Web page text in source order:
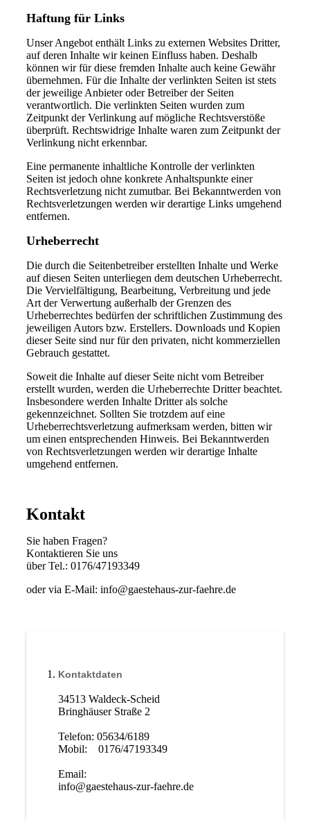
Haftung für Links
Unser Angebot enthält Links zu externen Websites Dritter,
auf deren Inhalte wir keinen Einfluss haben. Deshalb
können wir für diese fremden Inhalte auch keine Gewähr
übernehmen. Für die Inhalte der verlinkten Seiten ist stets
der jeweilige Anbieter oder Betreiber der Seiten
verantwortlich. Die verlinkten Seiten wurden zum
Zeitpunkt der Verlinkung auf mögliche Rechtsverstöße
überprüft. Rechtswidrige Inhalte waren zum Zeitpunkt der
Verlinkung nicht erkennbar.
Eine permanente inhaltliche Kontrolle der verlinkten
Seiten ist jedoch ohne konkrete Anhaltspunkte einer
Rechtsverletzung nicht zumutbar. Bei Bekanntwerden von
Rechtsverletzungen werden wir derartige Links umgehend
entfernen.
Urheberrecht
Die durch die Seitenbetreiber erstellten Inhalte und Werke
auf diesen Seiten unterliegen dem deutschen Urheberrecht.
Die Vervielfältigung, Bearbeitung, Verbreitung und jede
Art der Verwertung außerhalb der Grenzen des
Urheberrechtes bedürfen der schriftlichen Zustimmung des
jeweiligen Autors bzw. Erstellers. Downloads und Kopien
dieser Seite sind nur für den privaten, nicht kommerziellen
Gebrauch gestattet.
Soweit die Inhalte auf dieser Seite nicht vom Betreiber
erstellt wurden, werden die Urheberrechte Dritter beachtet.
Insbesondere werden Inhalte Dritter als solche
gekennzeichnet. Sollten Sie trotzdem auf eine
Urheberrechtsverletzung aufmerksam werden, bitten wir
um einen entsprechenden Hinweis. Bei Bekanntwerden
von Rechtsverletzungen werden wir derartige Inhalte
umgehend entfernen.
Kontakt
Sie haben Fragen?
Kontaktieren Sie uns
über Tel.: 0176/47193349
oder via E-Mail: info@gaestehaus-zur-faehre.de
Kontaktdaten
34513 Waldeck-Scheid
Bringhäuser Straße 2
Telefon: 05634/6189
Mobil: 0176/47193349
Email:
info@gaestehaus-zur-faehre.de